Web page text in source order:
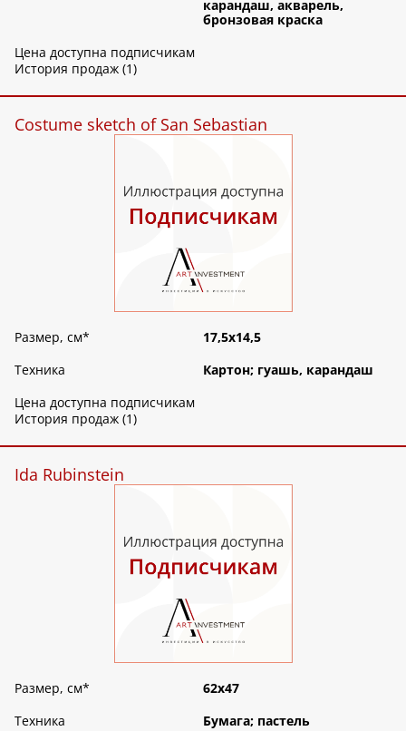
карандаш, акварель,
бронзовая краска
Цена доступна подписчикам
История продаж (1)
Costume sketch of San Sebastian
Размер, см*
17,5х14,5
Техника
Картон; гуашь, карандаш
Цена доступна подписчикам
История продаж (1)
Ida Rubinstein
Размер, см*
62х47
Техника
Бумага; пастель